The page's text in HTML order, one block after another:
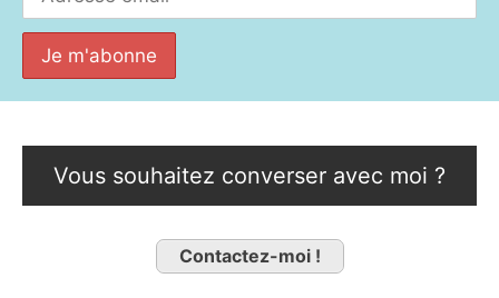
Vous souhaitez converser avec moi ?
Contactez-moi !